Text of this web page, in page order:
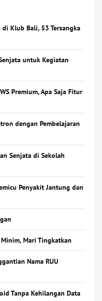
Klub Bali, 53 Tersangka
untuk Kegiatan
Premium, Apa Saja Fitur
dengan Pembelajaran
Senjata di Sekolah
Penyakit Jantung dan
Mari Tingkatkan
Nama RUU
Tanpa Kehilangan Data